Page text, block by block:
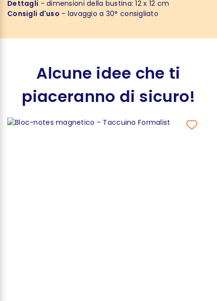
Dettagli - dimensioni della bustina: 12 x 12 cm
Consigli d'uso - lavaggio a 30° consigliato
Alcune idee che ti
piaceranno di sicuro!